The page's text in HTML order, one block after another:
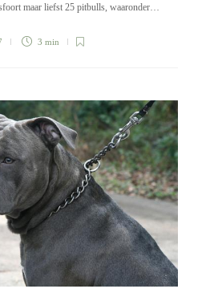
maar liefst 25 pitbulls, waaronder…
3 min